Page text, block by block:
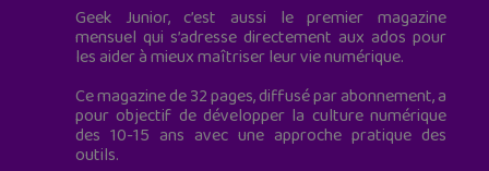
Geek Junior, c’est aussi le premier magazine
mensuel qui s’adresse directement aux ados pour
les aider à mieux maîtriser leur vie numérique.
Ce magazine de 32 pages, diffusé par abonnement, a
pour objectif de développer la culture numérique
des 10-15 ans avec une approche pratique des
outils.